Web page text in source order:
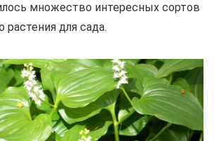
множество интересных сортов
растения для сада.